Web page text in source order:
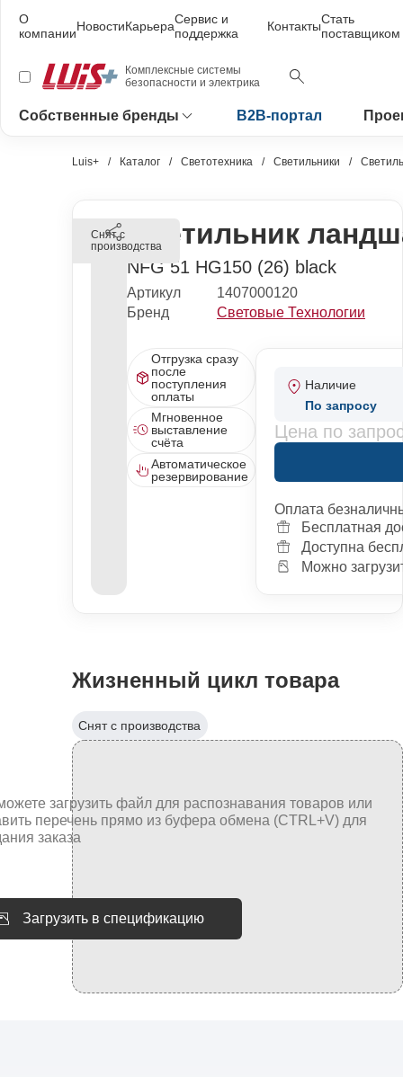
О
компанииНовостиКарьераСервис и
поддержка
КонтактыСтать
поставщиком
Комплексные системы
безопасности и электрика
Собственные бренды B2B-портал
Luis+ Каталог Светотехника Светильники
Снят с
производстваСветильник
NFG 51 HG150 (26) black
Артикул
1407000120
Бренд
Световые Технологии
Отгрузка сразу
после
поступления
оплаты
Мгновенное
выставление
счёта
Автоматическое
резервирование
Наличие
По запросу
Цена по
Оплата
Бесплатная
Доступна
Можно
Жизненный цикл товара
Снят с производства
Загрузить в спецификацию